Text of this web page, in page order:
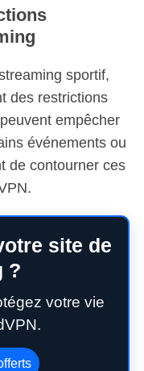
sportif,
des restrictions
empêcher
événements ou
de contourner ces
site de
?
votre vie